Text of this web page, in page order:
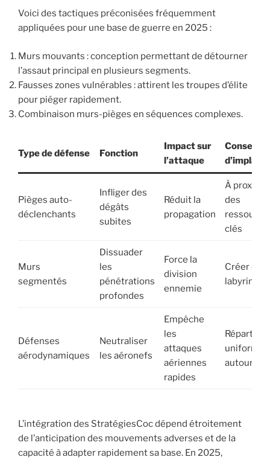
Voici des tactiques préconisées fréquemment
appliquées pour une base de guerre en 2025 :
Murs mouvants : conception permettant de détourner
l’assaut principal en plusieurs segments.
Fausses zones vulnérables : attirent les troupes d’élite
pour piéger rapidement.
Combinaison murs-pièges en séquences complexes.
Type de défense Fonction
Impact sur
l’attaque
Conseils
Pièges auto-
déclenchants
Infliger des
dégâts
subites
Réduit la
propagation
À
des
clés
Murs
segmentés
Dissuader
les
pénétrations
profondes
Force la
division
ennemie
Créer des
Défenses
aérodynamiques
Neutraliser
les aéronefs
Empêche
les
attaques
aériennes
rapides
Répartir
autour
L’intégration des StratégiesCoc dépend étroitement
de l’anticipation des mouvements adverses et de la
capacité à adapter rapidement sa base. En 2025,